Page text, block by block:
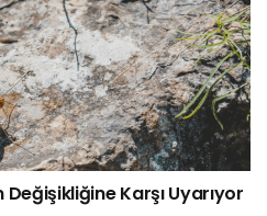
Değişikliğine Karşı Uyarıyor